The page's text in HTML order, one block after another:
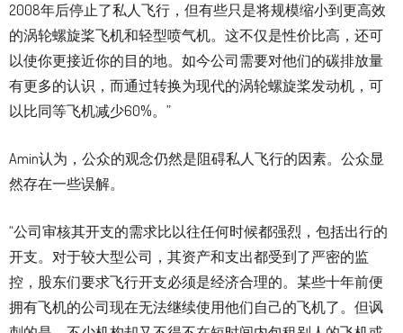
2008年后停止了私人飞行，但有些只是将规模缩小到更高效
的涡轮螺旋桨飞机和轻型喷气机。这不仅是性价比高，还可
以使你更接近你的目的地。如今公司需要对他们的碳排放量
有更多的认识，而通过转换为现代的涡轮螺旋桨发动机，可
以比同等飞机减少60%。”
Amin认为，公众的观念仍然是阻碍私人飞行的因素。公众显
然存在一些误解。
“公司审核其开支的需求比以往任何时候都强烈，包括出行的
开支。对于较大型公司，其资产和支出都受到了严密的监
控，股东们要求飞行开支必须是经济合理的。某些十年前便
拥有飞机的公司现在无法继续使用他们自己的飞机了。但讽